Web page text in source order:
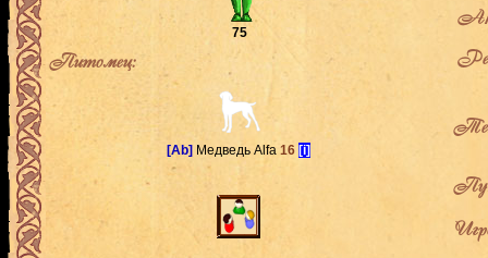
75
Питомец:
[Ab] Медведь Alfa 16 [i]